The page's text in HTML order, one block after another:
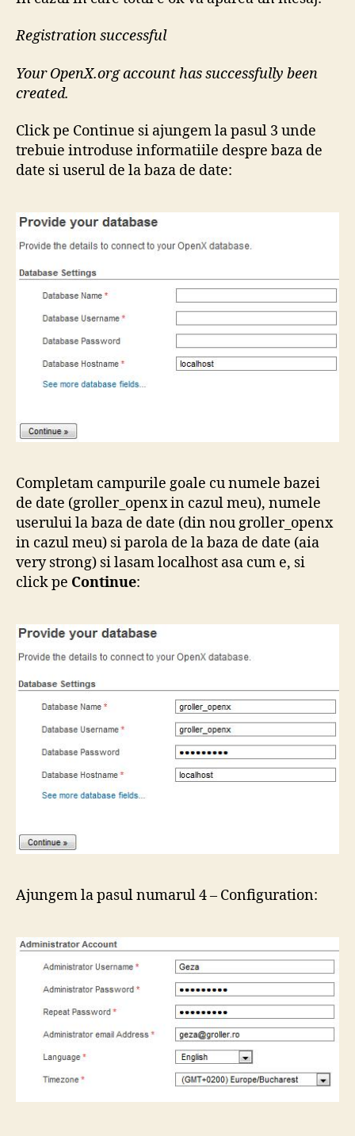
Registration successful
Your OpenX.org account has successfully been
created.
Click pe Continue si ajungem la pasul 3 unde
trebuie introduse informatiile despre baza de
date si userul de la baza de date:
Completam campurile goale cu numele bazei
de date (groller_openx in cazul meu), numele
userului la baza de date (din nou groller_openx
in cazul meu) si parola de la baza de date (aia
very strong) si lasam localhost asa cum e, si
click pe Continue:
Ajungem la pasul numarul 4 – Configuration: